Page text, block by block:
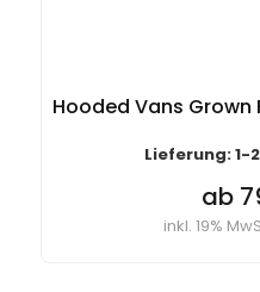
Hooded Vans
Lieferung: 1-
ab
inkl. 19%